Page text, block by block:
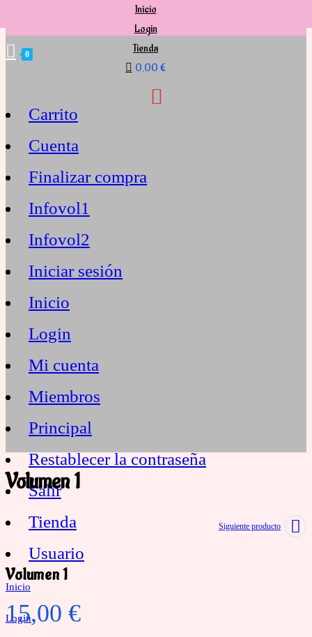
al
Inicio
Login
Tienda
0,00 €
0
Carrito
Cuenta
Finalizar compra
Infovol1
Infovol2
Iniciar sesión
Inicio
Login
Mi cuenta
Miembros
Principal
Restablecer la contraseña
Salir
Tienda
Usuario
Inicio
Login
Volumen 1
Siguiente producto
Volumen 1
15,00 €
Necesarias
Estas
cookies no